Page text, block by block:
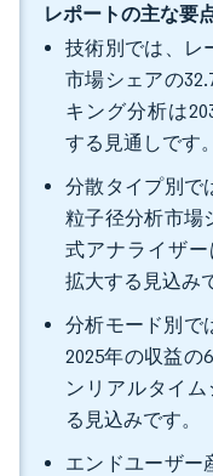
レポートの主な要
技術別では、レ
市場シェアの
キング分析は
する見通しです。
分散タイプ別で
粒子径分析市場
式アナライザー
拡大する見込み
分析モード別で
2025年の収益の
ンリアルタイム
る見込みです。
エンドユーザー